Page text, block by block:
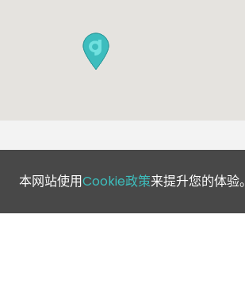
版权所有
本网站使用Cookie政策来提升您的体验。